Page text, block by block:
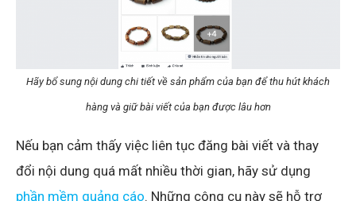
Hãy bổ sung nội dung chi tiết về sản phẩm của bạn để thu hút khách
hàng và giữ bài viết của bạn được lâu hơn
Nếu bạn cảm thấy việc liên tục đăng bài viết và thay
đổi nội dung quá mất nhiều thời gian, hãy sử dụng
phần mềm quảng cáo. Những công cụ này sẽ hỗ trợ